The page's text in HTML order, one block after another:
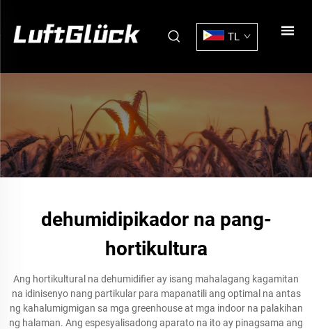
TL
dehumidipikador na pang-
hortikultura
Ang hortikultural na dehumidifier ay isang mahalagang kagamitan
na idinisenyo nang partikular para mapanatili ang optimal na antas
ng kahalumigmigan sa mga greenhouse at mga indoor na palakihan
ng halaman. Ang espesyalisadong aparato na ito ay pinagsama ang